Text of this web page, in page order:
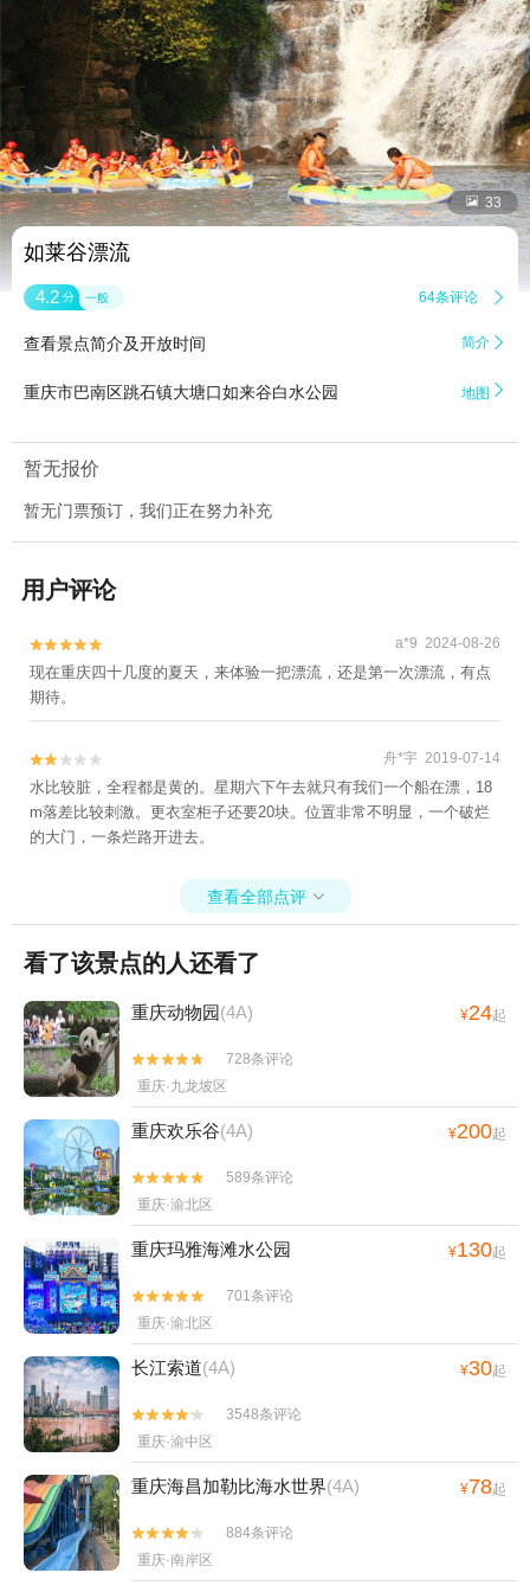
 33
如莱谷漂流
4.2 分 一般 64条评论 
查看景点简介及开放时间 简介 
重庆市巴南区跳石镇大塘口如来谷白水公园 地图 
暂无报价
暂无门票预订，我们正在努力补充
用户评论

 a*9 2024-08-26
现在重庆四十几度的夏天，来体验一把漂流，还是第一次漂流，有点
期待。

 舟*宇 2019-07-14
水比较脏，全程都是黄的。星期六下午去就只有我们一个船在漂，18
m落差比较刺激。更衣室柜子还要20块。位置非常不明显，一个破烂
的大门，一条烂路开进去。
查看全部点评 
看了该景点的人还看了
重庆动物园(4A) ¥24起


728条评论
重庆·九龙坡区
重庆欢乐谷(4A) ¥200起


589条评论
重庆·渝北区
重庆玛雅海滩水公园 ¥130起


701条评论
重庆·渝北区
长江索道(4A) ¥30起


3548条评论
重庆·渝中区
重庆海昌加勒比海水世界(4A) ¥78起


884条评论
重庆·南岸区